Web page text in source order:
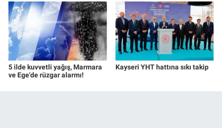
5 ilde kuvvetli yağış, Marmara
ve Ege'de rüzgar alarmı!
Kayseri YHT hattına sıkı takip